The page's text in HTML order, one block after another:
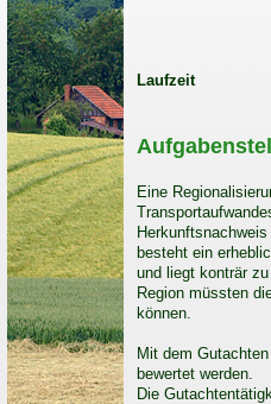
Laufzeit
Eine
besteht ein
und liegt konträr
Region müssten
können.
Mit dem
bewertet werden.
Die